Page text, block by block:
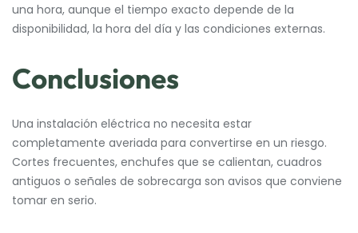
una hora, aunque el tiempo exacto depende de la
disponibilidad, la hora del día y las condiciones externas.
Conclusiones
Una instalación eléctrica no necesita estar
completamente averiada para convertirse en un riesgo.
Cortes frecuentes, enchufes que se calientan, cuadros
antiguos o señales de sobrecarga son avisos que conviene
tomar en serio.